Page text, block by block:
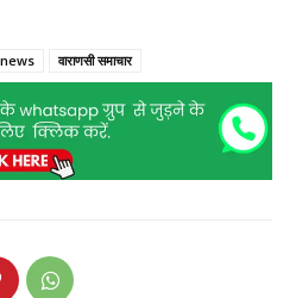
वाराणसी समाचार